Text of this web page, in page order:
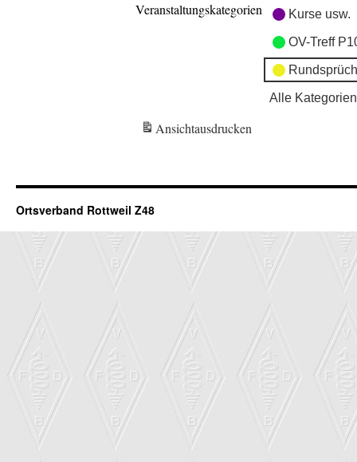
Veranstaltungskategorien Kurse usw.
OV-Treff
Alle Kategorien
Ansichtausdrucken
Ortsverband Rottweil Z48